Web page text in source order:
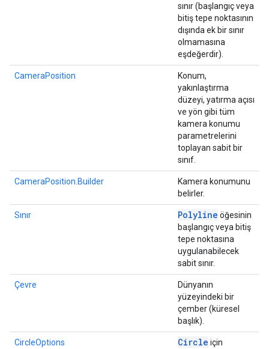
sınır (başlangıç veya
bitiş tepe noktasının
dışında ek bir sınır
olmamasına
eşdeğerdir).
CameraPosition
Konum,
yakınlaştırma
düzeyi, yatırma açısı
ve yön gibi tüm
kamera konumu
parametrelerini
toplayan sabit bir
sınıf.
CameraPosition.Builder
Kamera konumunu
belirler.
Sınır Polyline öğesinin
başlangıç veya bitiş
tepe noktasına
uygulanabilecek
sabit sınır.
Çevre
Dünyanın
yüzeyindeki bir
çember (küresel
başlık).
CircleOptions Circle için